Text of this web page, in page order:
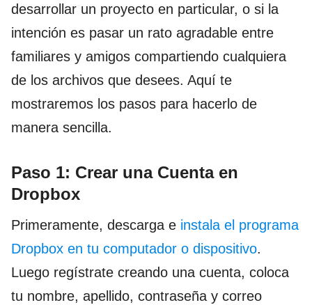
desarrollar un proyecto en particular, o si la
intención es pasar un rato agradable entre
familiares y amigos compartiendo cualquiera
de los archivos que desees. Aquí te
mostraremos los pasos para hacerlo de
manera sencilla.
Paso 1: Crear una Cuenta en
Dropbox
Primeramente, descarga e instala el programa
Dropbox en tu computador o dispositivo.
Luego regístrate creando una cuenta, coloca
tu nombre, apellido, contraseña y correo